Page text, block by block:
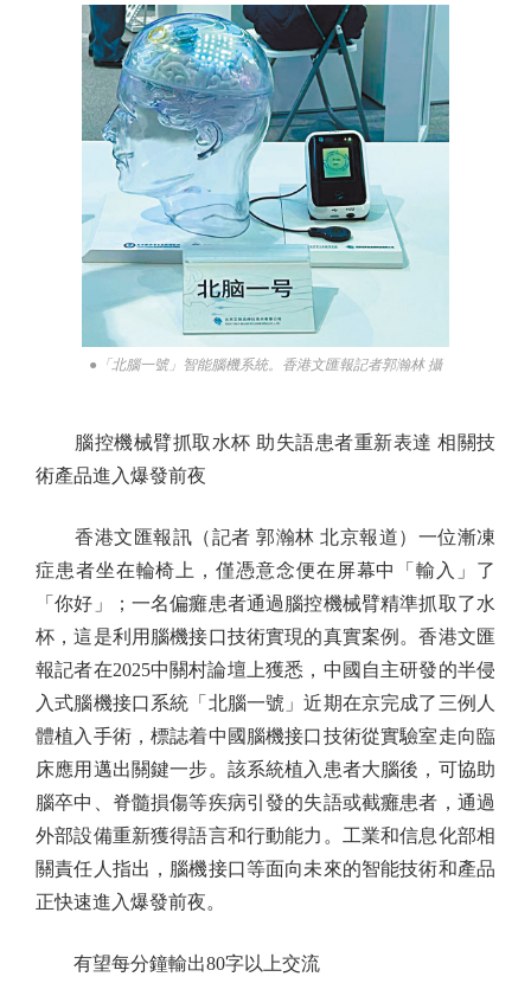
●「北腦一號」智能腦機系統。香港文匯報記者郭瀚林 攝
腦控機械臂抓取水杯 助失語患者重新表達 相關技
術產品進入爆發前夜
香港文匯報訊（記者 郭瀚林 北京報道）一位漸凍
症患者坐在輪椅上，僅憑意念便在屏幕中「輸入」了
「你好」；一名偏癱患者通過腦控機械臂精準抓取了水
杯，這是利用腦機接口技術實現的真實案例。香港文匯
報記者在2025中關村論壇上獲悉，中國自主研發的半侵
入式腦機接口系統「北腦一號」近期在京完成了三例人
體植入手術，標誌着中國腦機接口技術從實驗室走向臨
床應用邁出關鍵一步。該系統植入患者大腦後，可協助
腦卒中、脊髓損傷等疾病引發的失語或截癱患者，通過
外部設備重新獲得語言和行動能力。工業和信息化部相
關責任人指出，腦機接口等面向未來的智能技術和產品
正快速進入爆發前夜。
有望每分鐘輸出80字以上交流